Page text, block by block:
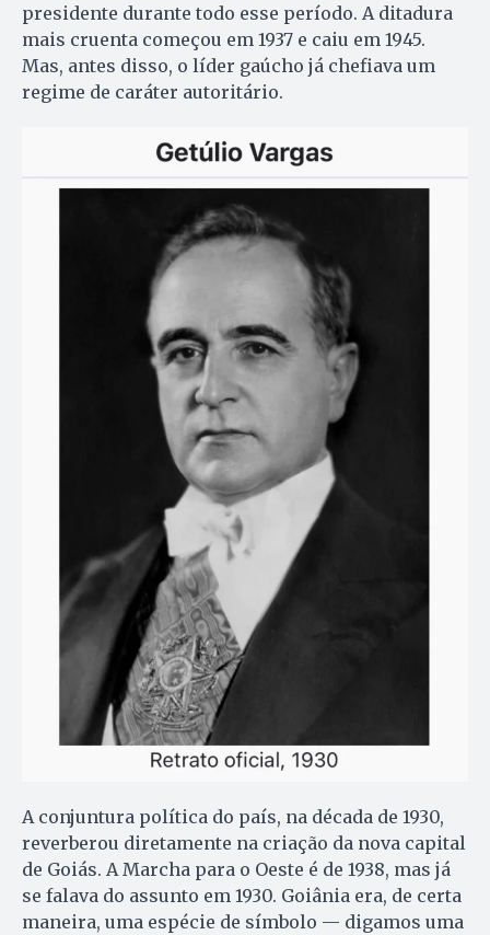
presidente durante todo esse período. A ditadura
mais cruenta começou em 1937 e caiu em 1945.
Mas, antes disso, o líder gaúcho já chefiava um
regime de caráter autoritário.
A conjuntura política do país, na década de 1930,
reverberou diretamente na criação da nova capital
de Goiás. A Marcha para o Oeste é de 1938, mas já
se falava do assunto em 1930. Goiânia era, de certa
maneira, uma espécie de símbolo — digamos uma